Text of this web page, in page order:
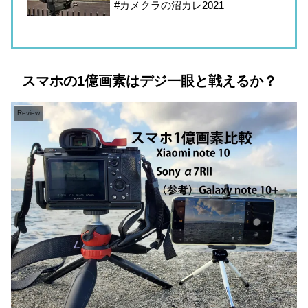
#カメクラの沼カレ2021
スマホの1億画素はデジ一眼と戦えるか？
Review